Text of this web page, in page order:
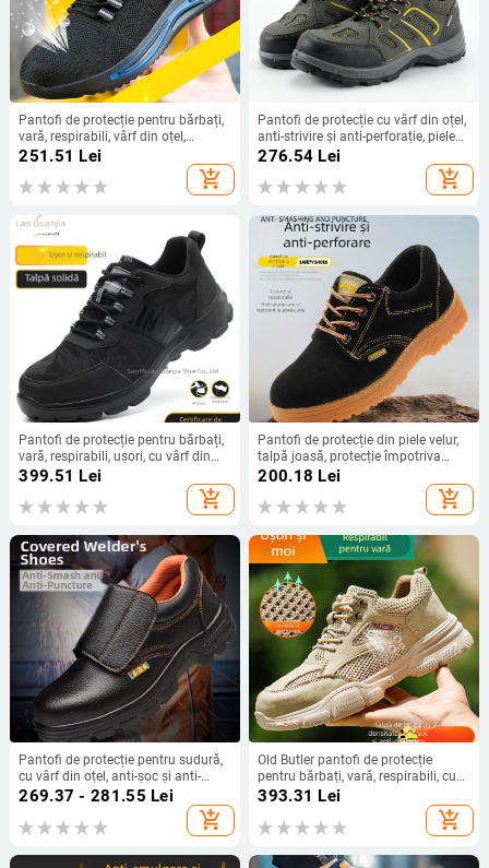
Pantofi de protecție pentru bărbați,
vară, respirabili, vârf din oțel,
protecție împotriva loviturilor și
perforării, rezistenți la abraziune,
confortabili, cu Flyknit pe partea
251.51 Lei
add_shopping_cart
Pantofi de protecție cu vârf din oțel,
anti-strivire și anti-perforație, piele
microfibră, rezistenți la abraziune,
276.54 Lei
add_shopping_cart
Pantofi de protecție pentru bărbați,
vară, respirabili, ușori, cu vârf din
oțel, protecție împotriva loviturilor și
399.51 Lei
add_shopping_cart
Pantofi de protecție din piele velur,
talpă joasă, protecție împotriva
loviturilor și perforării
200.18 Lei
add_shopping_cart
Pantofi de protecție pentru sudură,
cu vârf din oțel, anti-șoc și anti-
perforație, impermeabili pentru
269.37 - 281.55 Lei
add_shopping_cart
Old Butler pantofi de protecție
pentru bărbați, vară, respirabili, cu
vârf din oțel, protecție anti-șoc și
anti-perforație, talpă ușoară și
moale, încălțăminte pentru șantier
393.31 Lei
add_shopping_cart